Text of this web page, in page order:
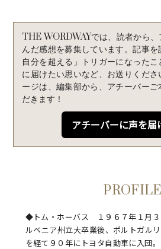
c
e
b
o
k
i
t
t
r
THE WORDWAYでは、読者から
んだ感想を募集しています。記事
自分を超える」トリガーになった
に届けたい思いなど、お送りくだ
ージは、編集部から、アチーバー
だきます！
アチーバーに声を届
PROFILE
◆トム・ホーバス １９６７年１月３
ルベニア州立大卒業後、ポルトガル
を経て９０年にトヨタ自動車に入団